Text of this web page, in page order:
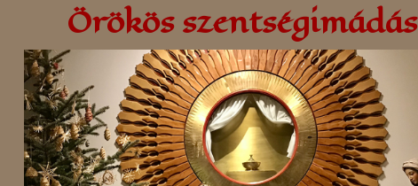
Örökös szentségimádás